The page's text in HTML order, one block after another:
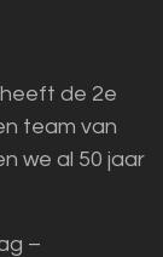
de 2e
team van
we al 50 jaar
–